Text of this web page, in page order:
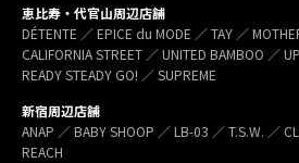
恵比寿・代官山周辺店舗
DÉTENTE ／ EPICE du MODE ／ TAY ／
CALIFORNIA STREET ／ UNITED BAMBOO ／
READY STEADY GO! ／ SUPREME
新宿周辺店舗
ANAP ／ BABY SHOOP ／ LB-03 ／ T.S.W. ／
REACH